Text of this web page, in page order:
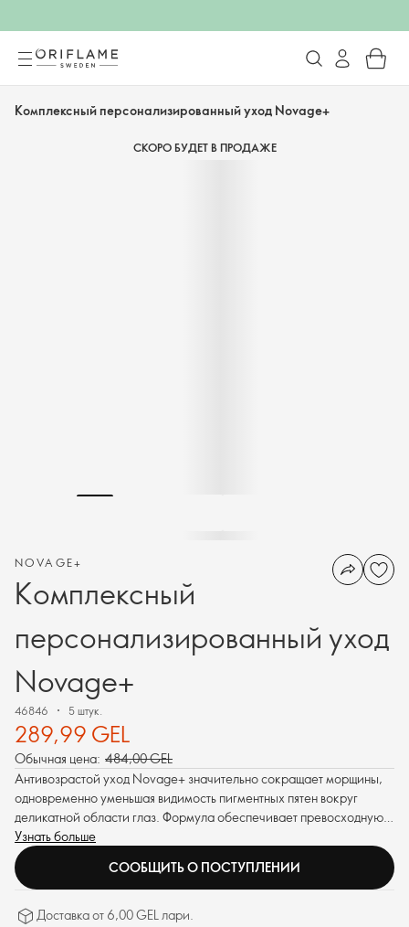
Комплексный персонализированный уход Novage+
СКОРО БУДЕТ В ПРОДАЖЕ
NOVAGE+
Комплексный
персонализированный уход
Novage+
46846 5 штук.
289,99 GEL
Обычная цена: 484,00 GEL
Антивозрастой уход Novage+ значительно сокращает морщины,
одновременно уменьшая видимость пигментных пятен вокруг
деликатной области глаз. Формула обеспечивает превосходную
эффективность, делая кожу гладкой и сияющей.
Узнать больше
СООБЩИТЬ О ПОСТУПЛЕНИИ
Доставка от 6,00 GEL лари.